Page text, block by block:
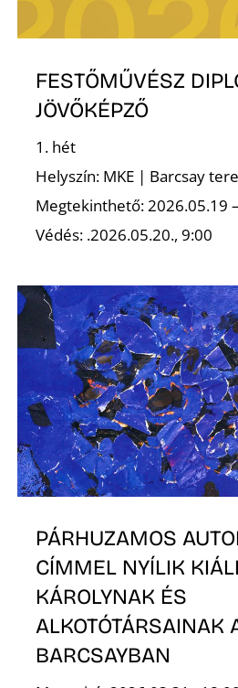
FESTŐMŰVÉSZ
JÖVŐKÉPZŐ
1. hét
Helyszín: MKE | Barcsay
Megtekinthető: 2026.05.19
Védés: .2026.05.20., 9:00
PÁRHUZAMOS
CÍMMEL NYÍLIK
KÁROLYNAK ÉS
ALKOTÓTÁRSAINAK
BARCSAYBAN